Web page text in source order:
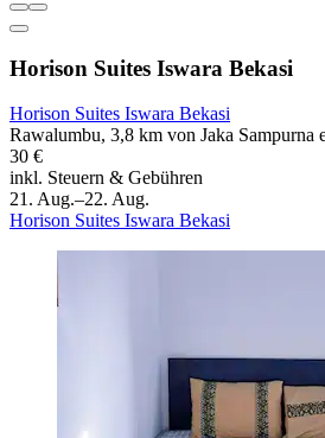
Horison Suites Iswara Bekasi
Horison Suites Iswara Bekasi
Rawalumbu, 3,8 km von Jaka Sampurna
30 €
inkl. Steuern & Gebühren
21. Aug.–22. Aug.
Horison Suites Iswara Bekasi